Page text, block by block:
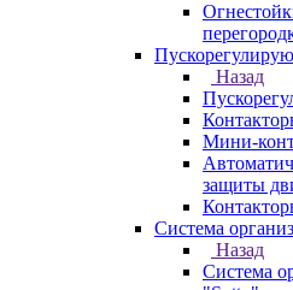
Назад
Мини-
защиты
Система
Назад
Система